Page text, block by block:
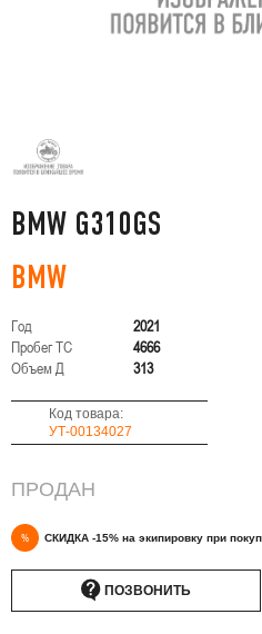
BMW G310GS
BMW
Год
2021
Пробег ТС
4666
Объем Д
313
Код товара:
УТ-00134027
ПРОДАН
% СКИДКА -15% на экипировку при
ПОЗВОНИТЬ